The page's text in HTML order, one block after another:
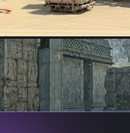
Offensive из Польши.
стал играть в
за HONORIS. 8
2025 был принят